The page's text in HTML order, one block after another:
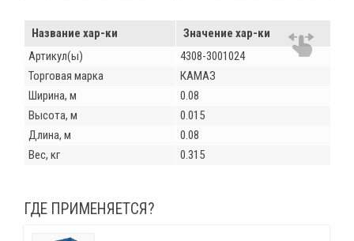
Название хар-ки
Значение хар-ки
Артикул(ы)
4308-3001024
Торговая марка
КАМАЗ
Ширина, м
0.08
Высота, м
0.015
Длина, м
0.08
Вес, кг
0.315
ГДЕ ПРИМЕНЯЕТСЯ?